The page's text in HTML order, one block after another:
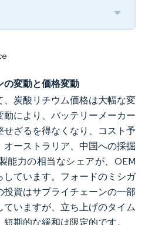
の変動と価格変動
、炭酸リチウム価格は大幅な変
により、バッテリーメーカー
ざるを得なくなり、コスト予
ーストラリア、中国への採掘
能力の相当なシェアが、OEM
しています。フォードのミシガ
投資はサプライチェーンの一部
ていますが、立ち上げのタイム
期的な緩和は限定的です。